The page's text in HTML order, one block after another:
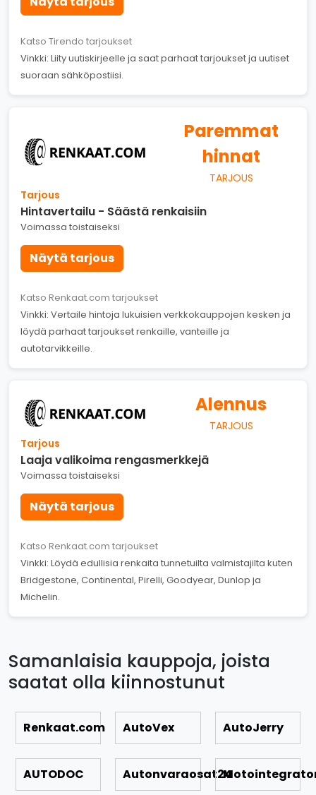
Katso Tirendo tarjoukset
Vinkki: Liity uutiskirjeelle ja saat parhaat tarjoukset ja uutiset
suoraan sähköpostiisi.
Paremmat
hinnat
TARJOUS
Tarjous
Hintavertailu - Säästä renkaisiin
Voimassa toistaiseksi
Näytä tarjous
Katso Renkaat.com tarjoukset
Vinkki: Vertaile hintoja lukuisien verkkokauppojen kesken ja
löydä parhaat tarjoukset renkaille, vanteille ja
autotarvikkeille.
Alennus
TARJOUS
Tarjous
Laaja valikoima rengasmerkkejä
Voimassa toistaiseksi
Näytä tarjous
Katso Renkaat.com tarjoukset
Vinkki: Löydä edullisia renkaita tunnetuilta valmistajilta kuten
Bridgestone, Continental, Pirelli, Goodyear, Dunlop ja
Michelin.
Samanlaisia kauppoja, joista
saatat olla kiinnostunut
Renkaat.com AutoVex AutoJerry
AUTODOC Autonvaraosat24